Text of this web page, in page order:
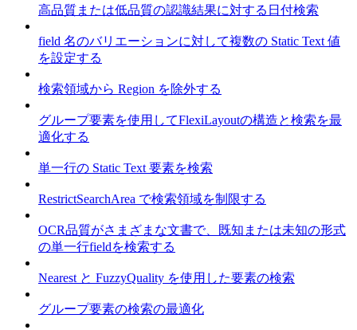
高品質または低品質の認識結果に対する日付検索
field 名のバリエーションに対して複数の Static Text 値
を設定する
検索領域から Region を除外する
グループ要素を使用してFlexiLayoutの構造と検索を最
適化する
単一行の Static Text 要素を検索
RestrictSearchArea で検索領域を制限する
OCR品質がさまざまな文書で、既知または未知の形式
の単一行fieldを検索する
Nearest と FuzzyQuality を使用した要素の検索
グループ要素の検索の最適化